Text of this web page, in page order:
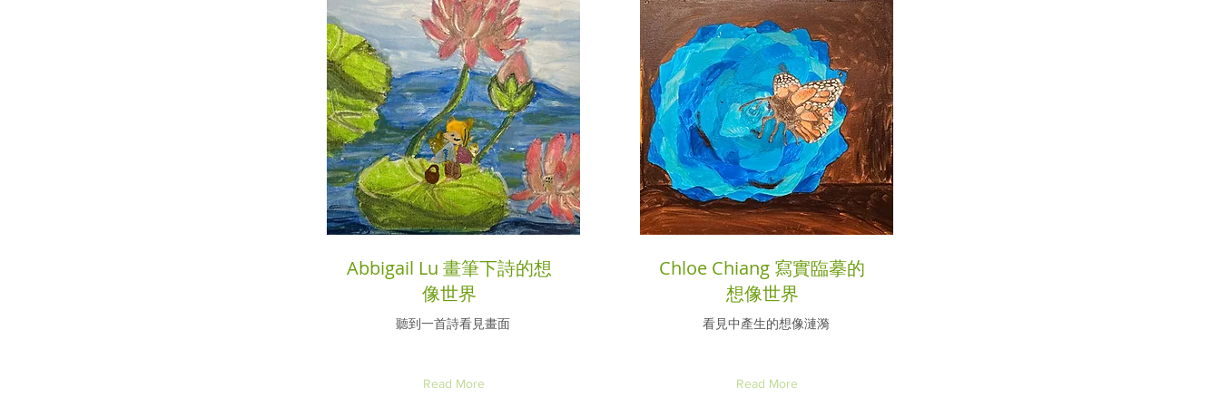
Abbigail Lu 畫筆下詩的想
像世界
聽到一首詩看見畫面
Read More
Chloe Chiang 寫實臨摹的
想像世界
看見中產生的想像漣漪
Read More